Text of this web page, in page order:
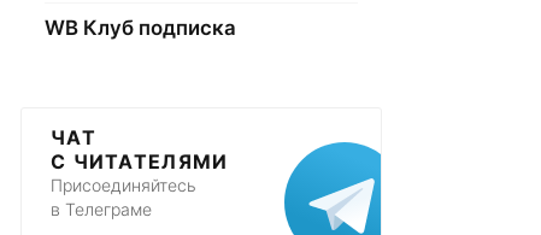
WB Клуб подписка
ЧАТ
С ЧИТАТЕЛЯМИ
Присоединяйтесь
в Телеграме